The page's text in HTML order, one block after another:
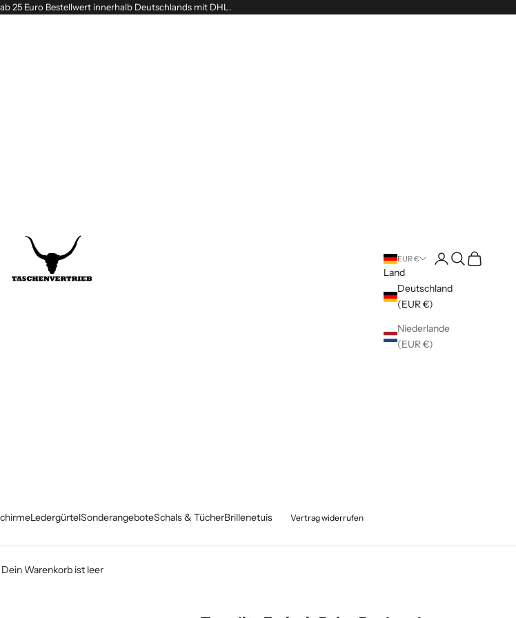
25 Euro Bestellwert innerhalb Deutschlands mit DHL.
Taschenvertrieb
LedergürtelSonderangeboteSchals & TücherBrillenetuis Vertrag widerrufen
EUR €
Land
Deutschland
(EUR €)
Niederlande
(EUR €)
Anmelden
SuchenWarenkorb
Dein Warenkorb ist leer